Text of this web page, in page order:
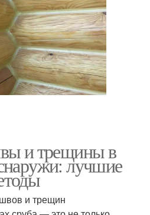
и трещины в
лучшие
и трещин